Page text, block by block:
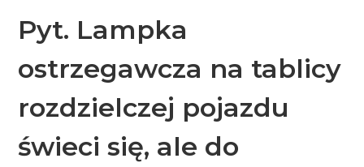
Pyt. Lampka
ostrzegawcza na tablicy
rozdzielczej pojazdu
świeci się, ale do